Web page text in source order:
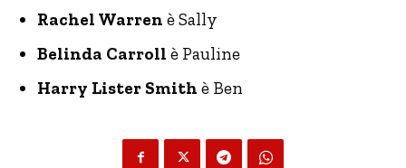
Rachel Warren è Sally
Belinda Carroll è Pauline
Harry Lister Smith è Ben